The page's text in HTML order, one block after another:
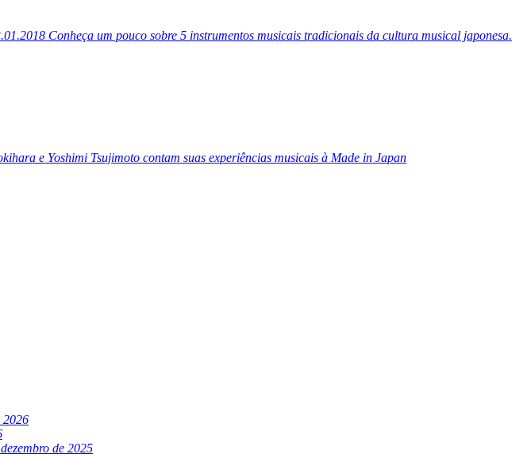
Conheça um pouco sobre 5 instrumentos musicais tradicionais da cultura musical japonesa.
e Yoshimi Tsujimoto contam suas experiências musicais à Made in Japan
2026
de 2025